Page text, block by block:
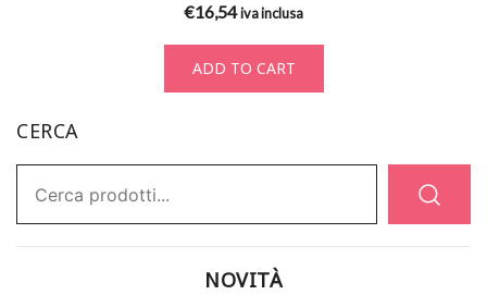
€16,54iva inclusa
ADD TO CART
CERCA
NOVITÀ